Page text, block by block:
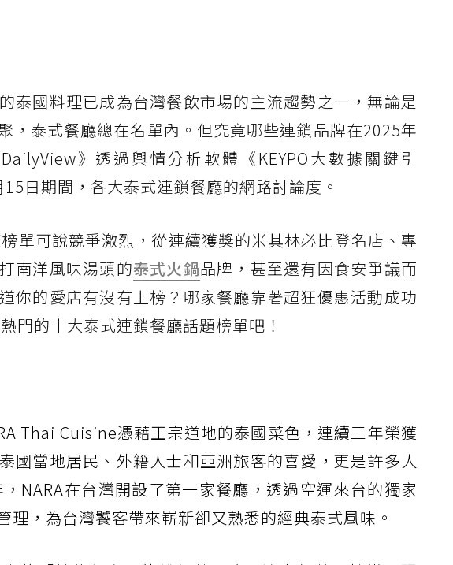
泰國料理已成為台灣餐飲市場的主流趨勢之一，無論是
，泰式餐廳總在名單內。但究竟哪些連鎖品牌在2025年
》透過輿情分析軟體《KEYPO大數據關鍵引
日期間，各大泰式連鎖餐廳的網路討論度。
單可說競爭激烈，從連續獲獎的米其林必比登名店、專
南洋風味湯頭的泰式火鍋品牌，甚至還有因食安爭議而
你的愛店有沒有上榜？哪家餐廳靠著超狂優惠活動成功
門的十大泰式連鎖餐廳話題榜單吧！
Thai Cuisine憑藉正宗道地的泰國菜色，連續三年榮獲
國當地居民、外籍人士和亞洲旅客的喜愛，更是許多人
NARA在台灣開設了第一家餐廳，透過空運來台的獨家
，為台灣饕客帶來嶄新卻又熟悉的經典泰式風味。